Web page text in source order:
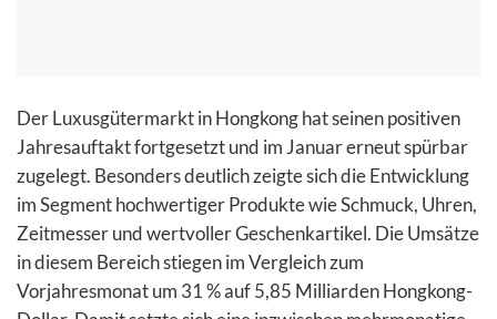
Der Luxusgütermarkt in Hongkong hat seinen positiven
Jahresauftakt fortgesetzt und im Januar erneut spürbar
zugelegt. Besonders deutlich zeigte sich die Entwicklung
im Segment hochwertiger Produkte wie Schmuck, Uhren,
Zeitmesser und wertvoller Geschenkartikel. Die Umsätze
in diesem Bereich stiegen im Vergleich zum
Vorjahresmonat um 31 % auf 5,85 Milliarden Hongkong-